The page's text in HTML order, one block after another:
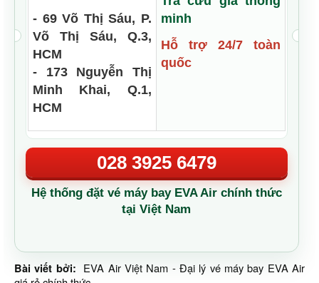
- 69 Võ Thị Sáu, P.
Võ Thị Sáu, Q.3,
HCM
- 173 Nguyễn Thị
Minh Khai, Q.1,
HCM
minh
Hỗ trợ 24/7 toàn
quốc
028 3925 6479
Hệ thống đặt vé máy bay EVA Air chính thức
tại Việt Nam
Bài viết bởi: EVA Air Việt Nam - Đại lý vé máy bay EVA Air